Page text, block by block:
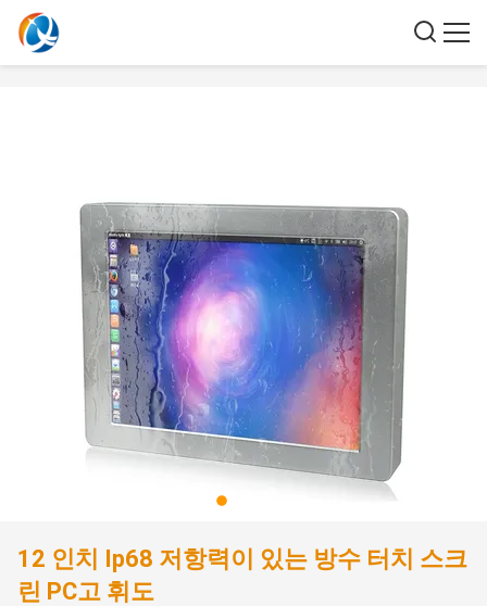
12 인치 Ip68 저항력이 있는 방수 터치 스크
린 PC고 휘도